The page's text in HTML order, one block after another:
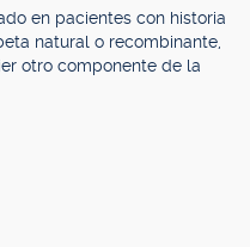
en pacientes con historia
natural o recombinante,
otro componente de la